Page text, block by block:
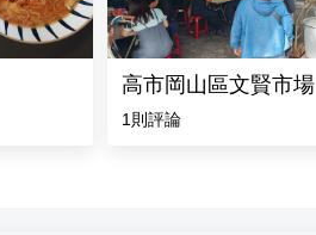
高市岡山區文賢市場
1 則評論